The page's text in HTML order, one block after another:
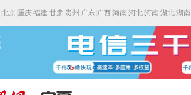
北京 重庆 福建 甘肃 贵州 广东 广西 海南 河北 河南 湖北 湖南